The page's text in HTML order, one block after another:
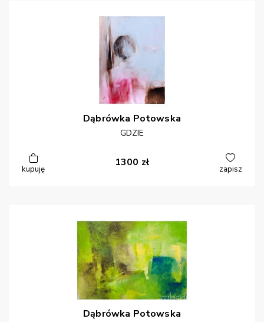
Dąbrówka Potowska
GDZIE
kupuję
1300 zł
zapisz
Dąbrówka Potowska